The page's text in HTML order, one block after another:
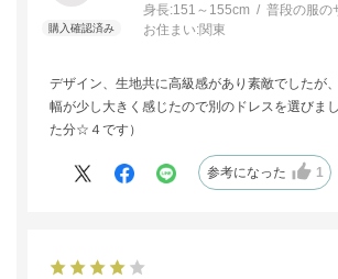
身長:151～155cm 普段の服の
お住まい:関東
デザイン、生地共に高級感があり素敵でしたが
幅が少し大きく感じたので別のドレスを選びま
た分☆４です）
参考になった 1